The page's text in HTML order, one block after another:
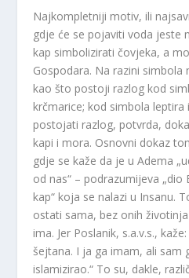
Najkompletniji motiv, ili
gdje će se pojaviti voda jeste
kap simbolizirati čovjeka, a
Gospodara. Na razini
kao što postoji razlog kod
krčmarice; kod simbola
postojati razlog, potvrda,
kapi i mora. Osnovni dokaz
gdje se kaže da je u Adema
od nas“ – podrazumijeva „dio
kap“ koja se nalazi u Insanu.
ostati sama, bez onih
ima. Jer Poslanik, s.a.v.s.,
šejtana. I ja ga imam, ali sam
islamizirao.“ To su, dakle,